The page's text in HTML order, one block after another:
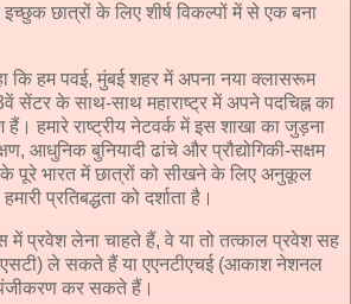
छात्रों के लिए शीर्ष विकल्पों में से एक बना
कि हम पवई, मुंबई शहर में अपना नया क्लासरूम
के साथ-साथ महाराष्ट्र में अपने पदचिह्न का
हमारे राष्ट्रीय नेटवर्क में इस शाखा का जुड़ना
आधुनिक बुनियादी ढांचे और प्रौद्योगिकी-सक्षम
पूरे भारत में छात्रों को सीखने के लिए अनुकूल
प्रतिबद्धता को दर्शाता है।
प्रवेश लेना चाहते हैं, वे या तो तत्काल प्रवेश सह
ले सकते हैं या एएनटीएचई (आकाश नेशनल
पंजीकरण कर सकते हैं।